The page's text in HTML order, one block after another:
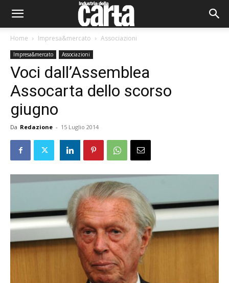
Home Impresa&mercato Associazioni
Impresa&mercato Associazioni
Voci dall’Assemblea
Assocarta dello scorso
giugno
Da Redazione - 15 Luglio 2014